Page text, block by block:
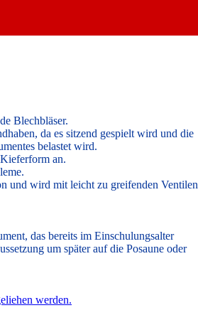
Blechbläser.
da es sitzend gespielt wird und die
belastet wird.
an.
und wird mit leicht zu greifenden Ventilen
das bereits im Einschulungsalter
um später auf die Posaune oder
werden.